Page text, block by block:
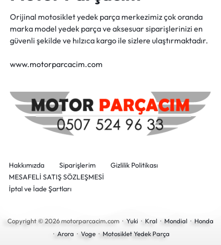
Orijinal motosiklet yedek parça merkezimiz çok oranda
marka model yedek parça ve aksesuar siparişlerinizi en
güvenli şekilde ve hılzıca kargo ile sizlere ulaştırmaktadır.
www.motorparcacim.com
Hakkımızda Siparişlerim
Gizlilik Politikası
MESAFELİ SATIŞ SÖZLEŞMESİ
İptal ve İade Şartları
Copyright © 2026 motorparcacim.com · Yuki · Kral · Mondial · Honda
· Arora · Voge· Motosiklet Yedek Parça